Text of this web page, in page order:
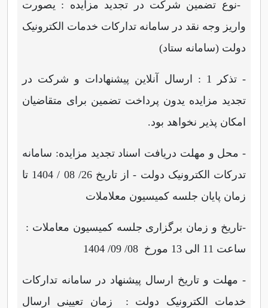
-نوع تضمین شرکت در تجدید مزایده : یصورت
واریز وجه نقد در سامانه تدارکات خدمات الکترونیک
دولت (سامانه ستاد)
- تذکر 1 : ارسال آنلاین پیشنهادات و شرکت در
تجدید مزایده یدون پرداخت تضمین برای متقاضیان
امکان پذیر نخواهد بود.
- محل و مهلت دریافت اسناد تجدید مزایده: سامانه
تدرکات الکترونیک دولت - از تاریخ 26/ 08 / 1404 تا
زمان پایان جلسه کمیسیون معلاملات
-تاریخ و زمان برگزاری جلسه کمیسیون معاملات :
ساعت 11 الی 13 مورخ 08/ 09/ 1404
- مهلت و تاریخ ارسال پیشنهاد در سامانه تدارکات
خدمات الکترونیک دولت : زمان تعیینی ارسال